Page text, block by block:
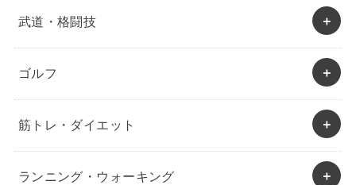
武道・格闘技
ゴルフ
筋トレ・ダイエット
ランニング・ウォーキング